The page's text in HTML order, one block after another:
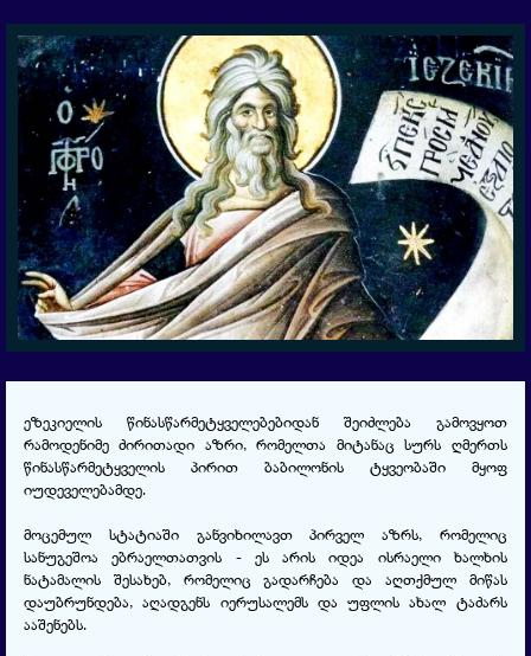
ეზეკიელის წინასწარმეტყველებებიდან შეიძლება გამოვყოთ
რამოდენიმე ძირითადი აზრი, რომელთა მიტანაც სურს ღმერთს
წინასწარმეტყველის პირით ბაბილონის ტყვეობაში მყოფ
იუდეველებამდე.
მოცემულ სტატიაში განვიხილავთ პირველ აზრს, რომელიც
სანუგეშოა ებრაელთათვის - ეს არის იდეა ისრაელი ხალხის
ნატამალის შესახებ, რომელიც გადარჩება და აღთქმულ მიწას
დაუბრუნდება, აღადგენს იერუსალემს და უფლის ახალ ტაძარს
ააშენებს.